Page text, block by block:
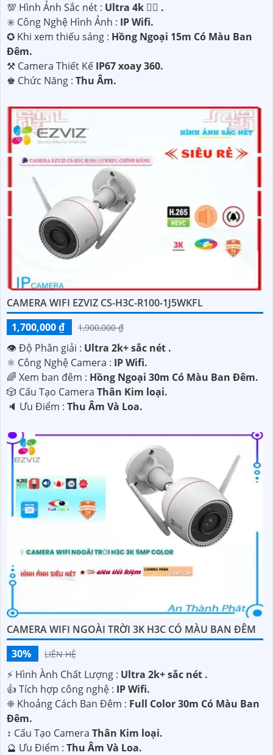
💯 Hình Ảnh Sắc nét : Ultra 4k 👍🏾 .
✳️ Công Nghệ Hình Ảnh : IP Wifi.
✪ Khi xem thiếu sáng : Hồng Ngoại 15m Có Màu Ban
Ðêm.
⚒ Camera Thiết Kế IP67 xoay 360.
️♚ Chức Năng : Thu Âm.
CAMERA WIFI EZVIZ CS-H3C-R100-1J5WKFL
1,700,000 ₫
1,900,000 ₫
👁 Độ Phân giải : Ultra 2k+ sắc nét .
⚛️ Công Nghệ Camera : IP Wifi.
🌈 Xem ban đêm : Hồng Ngoại 30m Có Màu Ban Ðêm.
🎲 Cấu Tạo Camera Thân Kim loại.
️🔈 Ưu Điểm : Thu Âm Và Loa.
CAMERA WIFI NGOÀI TRỜI 3K H3C CÓ MÀU BAN ĐÊM
30%
LIÊN HỆ
️⚡ Hình Ành Chất Lượng : Ultra 2k+ sắc nét .
👍 Tích hợp công nghệ : IP Wifi.
❈ Khoảng Cách Ban Đêm : Full Color 30m Có Màu Ban
Ðêm.
↕️ Cấu Tạo Camera Thân Kim loại.
️🔮 Ưu Điểm : Thu Âm Và Loa.